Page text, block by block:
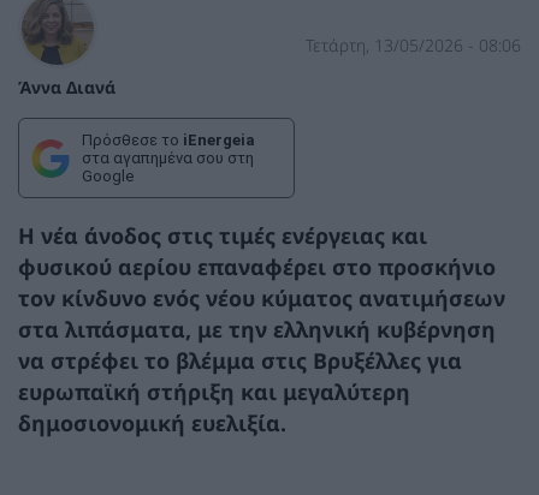
Άννα Διανά
Τετάρτη, 13/05/2026 - 08:06
Πρόσθεσε το iEnergeia
στα αγαπημένα σου στη
Google
Η νέα άνοδος στις τιμές ενέργειας και
φυσικού αερίου επαναφέρει στο προσκήνιο
τον κίνδυνο ενός νέου κύματος ανατιμήσεων
στα λιπάσματα, με την ελληνική κυβέρνηση
να στρέφει το βλέμμα στις Βρυξέλλες για
ευρωπαϊκή στήριξη και μεγαλύτερη
δημοσιονομική ευελιξία.